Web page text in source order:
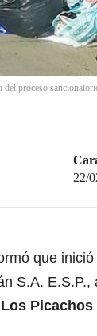
proceso
22/
que
S.A. E.S.P.,